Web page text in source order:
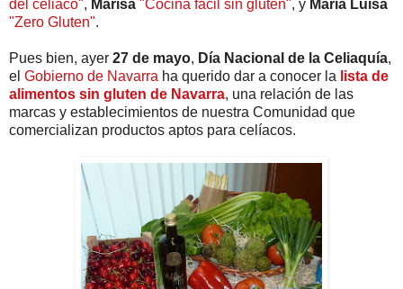
del celiaco", Marisa "Cocina fácil sin gluten", y María Luisa
"Zero Gluten".
Pues bien, ayer 27 de mayo, Día Nacional de la Celiaquía,
el Gobierno de Navarra ha querido dar a conocer la lista de
alimentos sin gluten de Navarra, una relación de las
marcas y establecimientos de nuestra Comunidad que
comercializan productos aptos para celíacos.